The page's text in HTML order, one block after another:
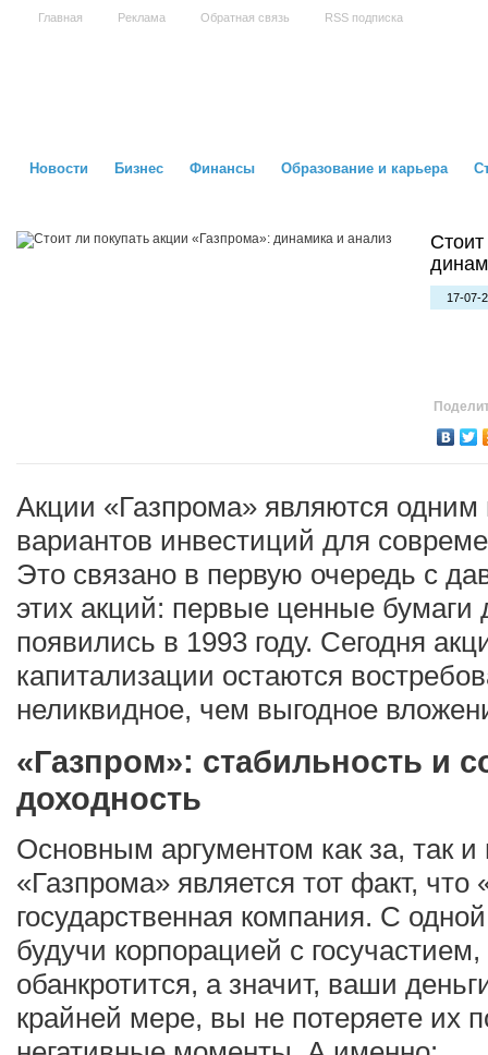
Главная Реклама Обратная связь RSS подписка
Новости Бизнес Финансы Образование и карьера
17-07-
Акции «Газпрома» являются
вариантов инвестиций для
Это связано в первую очередь с
этих акций: первые ценные бумаги
появились в 1993 году. Сегодня
капитализации остаются
неликвидное, чем выгодное
«Газпром»: стабильность и
доходность
Основным аргументом как за, так и
«Газпрома» является тот факт,
государственная компания. С
будучи корпорацией с
обанкротится, а значит, ваши
крайней мере, вы не потеряете их